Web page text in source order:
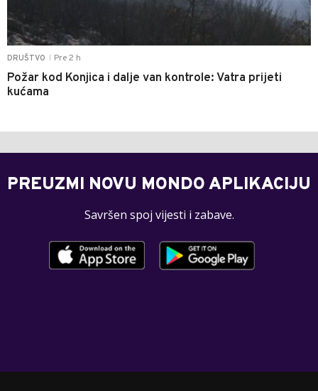
DRUŠTVO Pre 2 h
Požar kod Konjica i dalje van kontrole: Vatra prijeti
kućama
PREUZMI NOVU MONDO APLIKACIJU
Savršen spoj vijesti i zabave.